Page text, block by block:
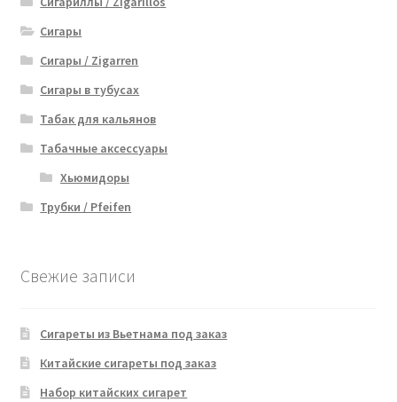
Сигары
Сигары / Zigarren
Сигары в тубусах
Табак для кальянов
Табачные аксессуары
Хьюмидоры
Трубки / Pfeifen
Свежие записи
Сигареты из Вьетнама под заказ
Китайские сигареты под заказ
Набор китайских сигарет